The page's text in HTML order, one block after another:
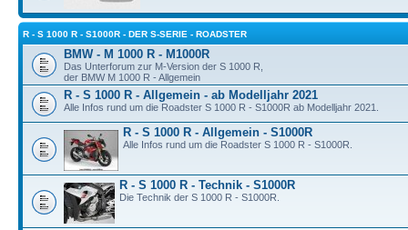
R - S 1000 R - S1000R - DER S-SERIE - ROADSTER
BMW - M 1000 R - M1000R
Das Unterforum zur M-Version der S 1000 R,
der BMW M 1000 R - Allgemein
R - S 1000 R - Allgemein - ab Modelljahr 2021
Alle Infos rund um die Roadster S 1000 R - S1000R ab Modelljahr 2021.
R - S 1000 R - Allgemein - S1000R
Alle Infos rund um die Roadster S 1000 R - S1000R.
R - S 1000 R - Technik - S1000R
Die Technik der S 1000 R - S1000R.